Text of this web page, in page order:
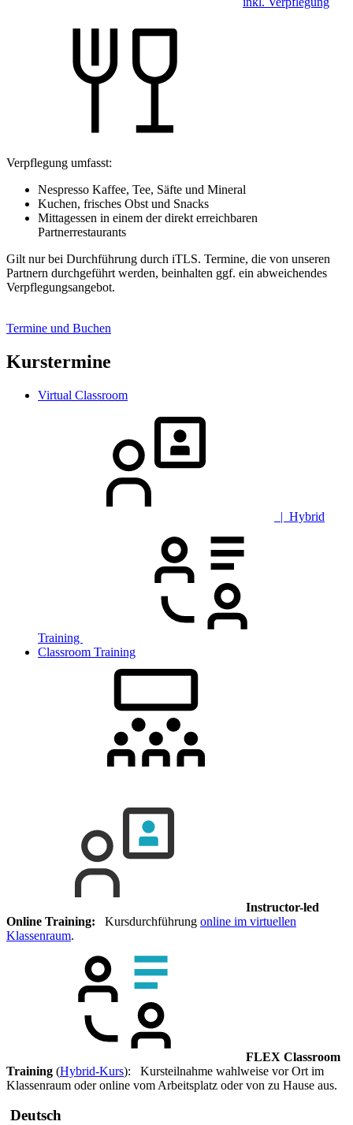
Verpflegung umfasst:
Nespresso Kaffee, Tee, Säfte und Mineral
Kuchen, frisches Obst und Snacks
Mittagessen in einem der direkt erreichbaren
Partnerrestaurants
Gilt nur bei Durchführung durch iTLS. Termine, die von unseren
Partnern durchgeführt werden, beinhalten ggf. ein abweichendes
Verpflegungsangebot.
Termine und Buchen
Kurstermine
Virtual Classroom
| Hybrid
Training
Classroom Training
Instructor-led
Online Training: Kursdurchführung online im virtuellen
Klassenraum.
FLEX Classroom
Training (Hybrid-Kurs): Kursteilnahme wahlweise vor Ort im
Klassenraum oder online vom Arbeitsplatz oder von zu Hause aus.
Deutsch